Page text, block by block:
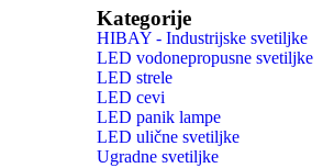
Kategorije
HIBAY - Industrijske svetiljke
LED vodonepropusne svetiljke
LED strele
LED cevi
LED panik lampe
LED ulične svetiljke
Ugradne svetiljke